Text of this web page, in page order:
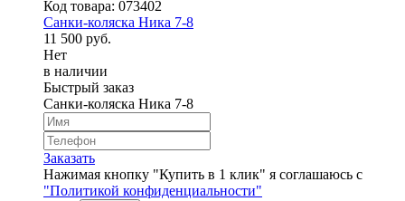
Код товара: 073402
Cанки-коляска Ника 7-8
11 500 руб.
Нет
в наличии
Быстрый заказ
Cанки-коляска Ника 7-8
Заказать
Нажимая кнопку "Купить в 1 клик" я соглашаюсь с
"Политикой конфиденциальности"